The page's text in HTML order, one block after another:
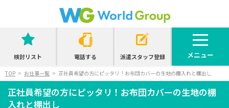
検討リスト 電話する 派遣スタッフ登録 メニュー
TOP お仕事一覧 正社員希望の方にピッタリ！お布団カバーの生地の棚入れと棚出し
正社員希望の方にピッタリ！お布団カバーの生地の棚
入れと棚出し